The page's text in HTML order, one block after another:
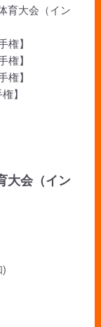
育大会（イン
権】
権】
権】
】
大会（イン